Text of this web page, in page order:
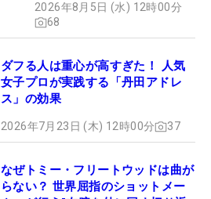
2026年8月5日 (水) 12時00分
68
ダフる人は重心が高すぎた！ 人気
女子プロが実践する「丹田アドレ
ス」の効果
2026年7月23日 (木) 12時00分 37
なぜトミー・フリートウッドは曲が
らない？ 世界屈指のショットメー